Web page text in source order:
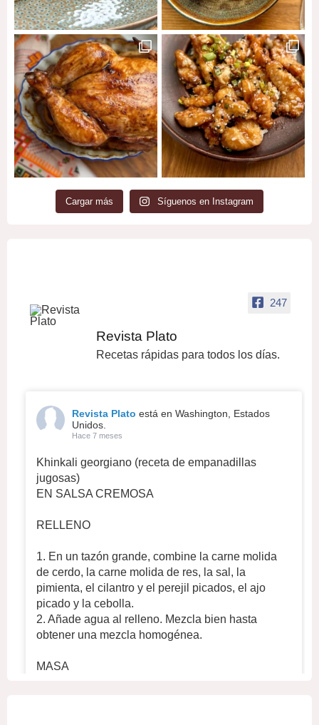
Cargar más Síguenos en Instagram
247
Revista Plato
Recetas rápidas para todos los días.
Revista Plato está en Washington, Estados
Unidos.
Hace 7 meses
Khinkali georgiano (receta de empanadillas
jugosas)
EN SALSA CREMOSA
RELLENO
1. En un tazón grande, combine la carne molida
de cerdo, la carne molida de res, la sal, la
pimienta, el cilantro y el perejil picados, el ajo
picado y la cebolla.
2. Añade agua al relleno. Mezcla bien hasta
obtener una mezcla homogénea.
MASA